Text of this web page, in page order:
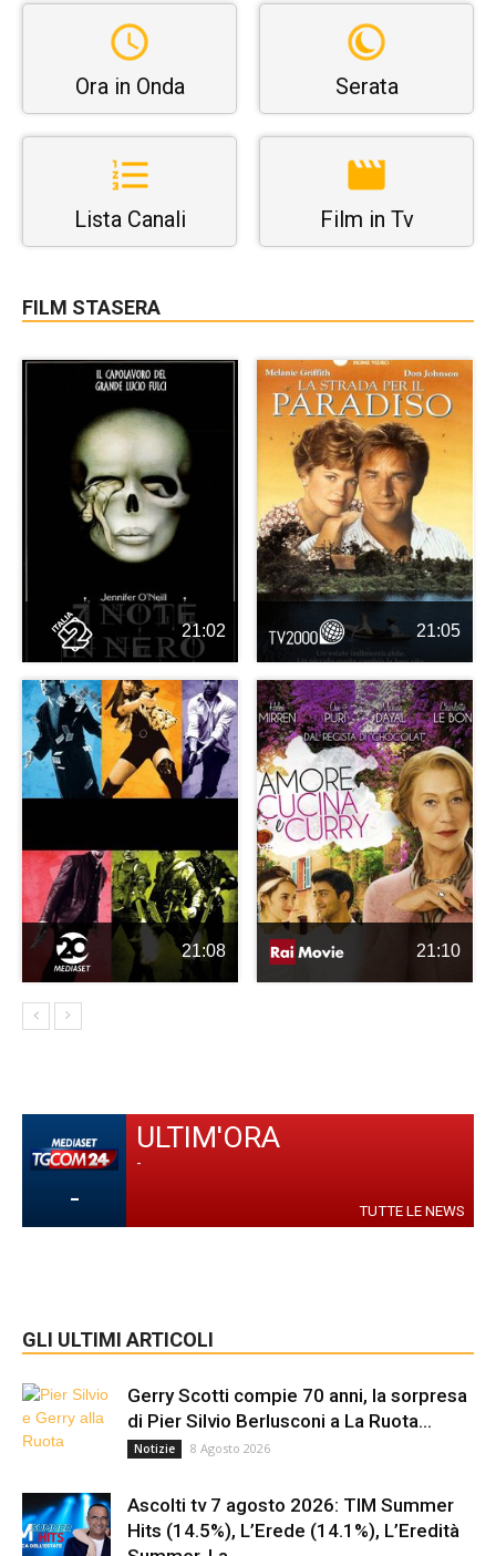
Ora in Onda Serata
Lista Canali Film in Tv
FILM STASERA
21:02 21:05
21:08 21:10
-
ULTIM'ORA
-
TUTTE LE NEWS
GLI ULTIMI ARTICOLI
Gerry Scotti compie 70 anni, la sorpresa
di Pier Silvio Berlusconi a La Ruota...
Notizie 8 Agosto 2026
Ascolti tv 7 agosto 2026: TIM Summer
Hits (14.5%), L’Erede (14.1%), L’Eredità